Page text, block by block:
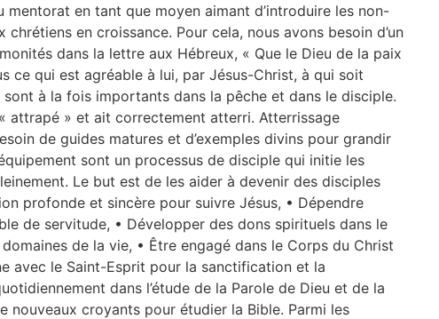
en tant que moyen aimant d’introduire les non-
en croissance. Pour cela, nous avons besoin d’un
dans la lettre aux Hébreux, « Que le Dieu de la paix
ce qui est agréable à lui, par Jésus-Christ, à qui soit
à la fois importants dans la pêche et dans le disciple.
attrapé » et ait correctement atterri. Atterrissage
de guides matures et d’exemples divins pour grandir
sont un processus de disciple qui initie les
Le but est de les aider à devenir des disciples
profonde et sincère pour suivre Jésus, • Dépendre
de servitude, • Développer des dons spirituels dans le
de la vie, • Être engagé dans le Corps du Christ
avec le Saint-Esprit pour la sanctification et la
dans l’étude de la Parole de Dieu et de la
nouveaux croyants pour étudier la Bible. Parmi les